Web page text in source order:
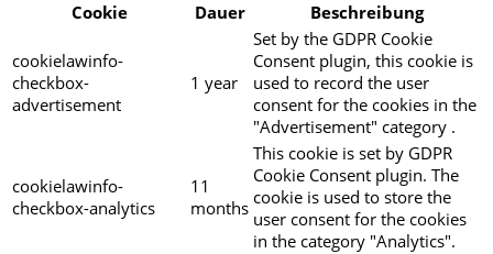
Cookie
Dauer Beschreibung
cookielawinfo-
checkbox-
advertisement
1 year
Set by the GDPR Cookie
Consent plugin, this cookie is
used to record the user
consent for the cookies in the
"Advertisement" category .
cookielawinfo-
checkbox-analytics
11
months
This cookie is set by GDPR
Cookie Consent plugin. The
cookie is used to store the
user consent for the cookies
in the category "Analytics".